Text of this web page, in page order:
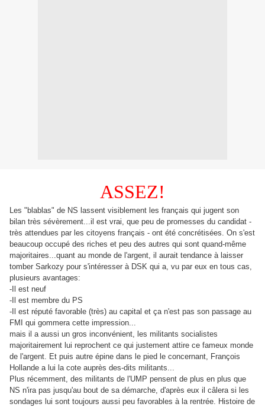
ASSEZ!
Les "blablas" de NS lassent visiblement les français qui jugent son
bilan très sévèrement...il est vrai, que peu de promesses du candidat -
très attendues par les citoyens français - ont été concrétisées. On s'est
beaucoup occupé des riches et peu des autres qui sont quand-même
majoritaires...quant au monde de l'argent, il aurait tendance à laisser
tomber Sarkozy pour s'intéresser à DSK qui a, vu par eux en tous cas,
plusieurs avantages:
-Il est neuf
-Il est membre du PS
-Il est réputé favorable (très) au capital et ça n'est pas son passage au
FMI qui gommera cette impression...
mais il a aussi un gros inconvénient, les militants socialistes
majoritairement lui reprochent ce qui justement attire ce fameux monde
de l'argent. Et puis autre épine dans le pied le concernant, François
Hollande a lui la cote auprès des-dits militants...
Plus récemment, des militants de l'UMP pensent de plus en plus que
NS n'ira pas jusqu'au bout de sa démarche, d'après eux il câlera si les
sondages lui sont toujours aussi peu favorables à la rentrée. Histoire de